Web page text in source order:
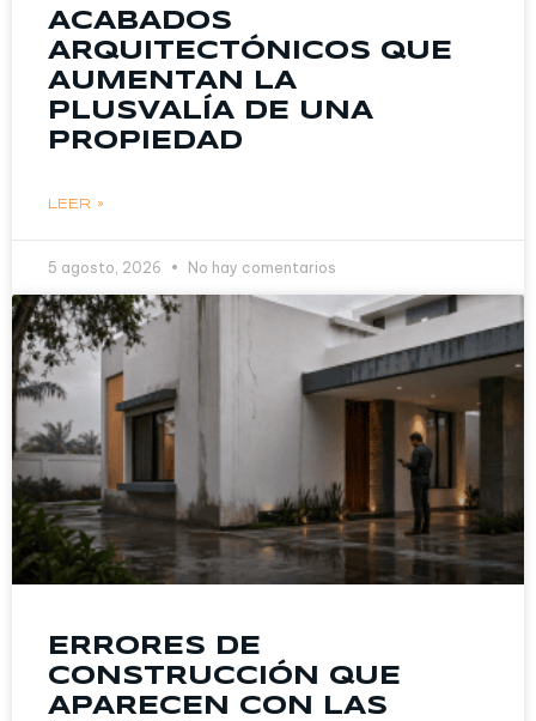
ACABADOS
ARQUITECTÓNICOS QUE
AUMENTAN LA
PLUSVALÍA DE UNA
PROPIEDAD
LEER »
5 agosto, 2026 No hay comentarios
ERRORES DE
CONSTRUCCIÓN QUE
APARECEN CON LAS